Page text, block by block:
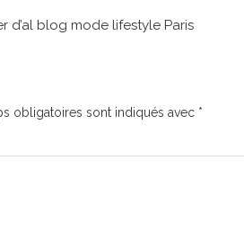
d’al blog mode lifestyle Paris
obligatoires sont indiqués avec *